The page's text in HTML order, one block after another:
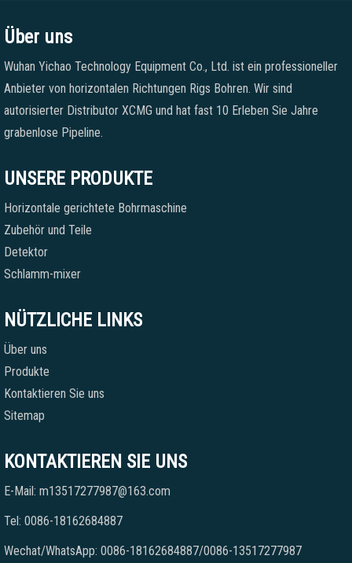
Über uns
Wuhan Yichao Technology Equipment Co., Ltd. ist ein professioneller
Anbieter von horizontalen Richtungen Rigs Bohren. Wir sind
autorisierter Distributor XCMG und hat fast 10 Erleben Sie Jahre
grabenlose Pipeline.
UNSERE PRODUKTE
Horizontale gerichtete Bohrmaschine
Zubehör und Teile
Detektor
Schlamm-mixer
NÜTZLICHE LINKS
Über uns
Produkte
Kontaktieren Sie uns
Sitemap
KONTAKTIEREN SIE UNS
E-Mail: m13517277987@163.com
Tel: 0086-18162684887
Wechat/WhatsApp: 0086-18162684887/0086-13517277987